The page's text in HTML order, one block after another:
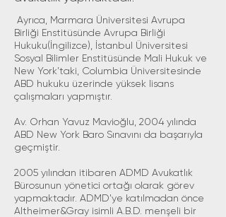
Ayrıca, Marmara Üniversitesi Avrupa
Birliği Enstitüsünde Avrupa Birliği
Hukuku(İngilizce), İstanbul Üniversitesi
Sosyal Bilimler Enstitüsünde Mali Hukuk ve
New York’taki, Columbia Üniversitesinde
ABD hukuku üzerinde yüksek lisans
çalışmaları yapmıştır.
Av. Orhan Yavuz Mavioğlu, 2004 yılında
ABD New York Baro Sınavını da başarıyla
geçmiştir.
2005 yılından itibaren ADMD Avukatlık
Bürosunun yönetici ortağı olarak görev
yapmaktadır. ADMD'ye katılmadan önce
Altheimer&Gray isimli A.B.D. menşeli bir